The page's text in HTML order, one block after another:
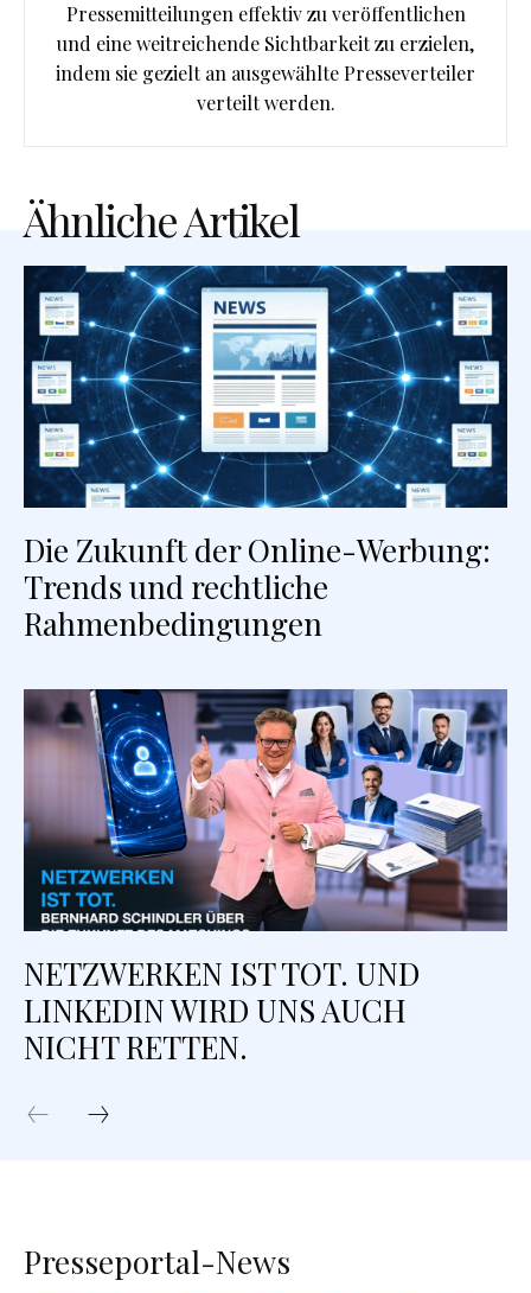
Pressemitteilungen effektiv zu veröffentlichen
und eine weitreichende Sichtbarkeit zu erzielen,
indem sie gezielt an ausgewählte Presseverteiler
verteilt werden.
Ähnliche Artikel
Die Zukunft der Online-Werbung:
Trends und rechtliche
Rahmenbedingungen
NETZWERKEN IST TOT. UND
LINKEDIN WIRD UNS AUCH
NICHT RETTEN.
Presseportal-News